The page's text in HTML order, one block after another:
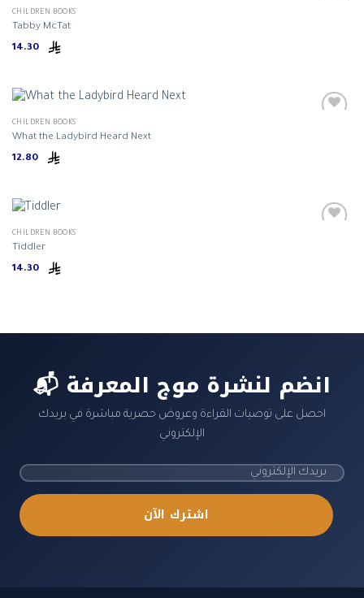
CHILDREN BOOKS
Tabby McTat
14.30
CHILDREN BOOKS
What the Ladybird Heard Next
12.80
CHILDREN BOOKS
Tiddler
14.30
📬 انضم لنشرة موج المعرفة
احصل على توصيات القراءة وعروض حصرية مباشرة في بريدك
الإلكتروني
اشترك الآن